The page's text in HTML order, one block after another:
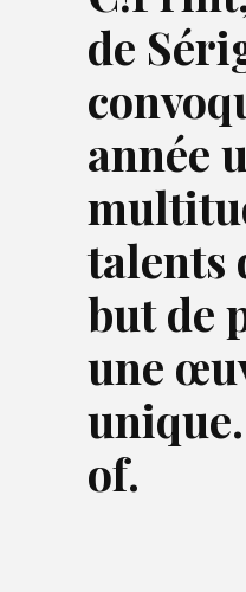
de
année
talents
but de
une
of.